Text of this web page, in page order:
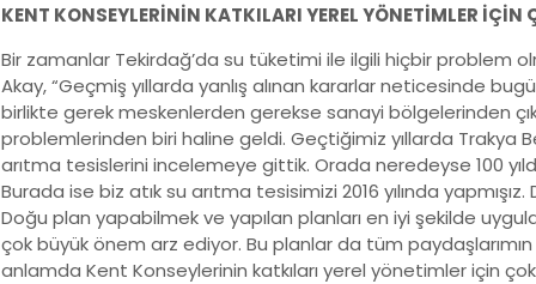
KENT KONSEYLERİNİN KATKILARI YEREL YÖNETİMLER İÇİN
Bir zamanlar Tekirdağ’da su tüketimi ile ilgili hiçbir problem
Akay, “Geçmiş yıllarda yanlış alınan kararlar neticesinde
birlikte gerek meskenlerden gerekse sanayi bölgelerinden
problemlerinden biri haline geldi. Geçtiğimiz yıllarda Trakya
arıtma tesislerini incelemeye gittik. Orada neredeyse 100
Burada ise biz atık su arıtma tesisimizi 2016 yılında
Doğu plan yapabilmek ve yapılan planları en iyi şekilde
çok büyük önem arz ediyor. Bu planlar da tüm paydaşlarımın
anlamda Kent Konseylerinin katkıları yerel yönetimler için